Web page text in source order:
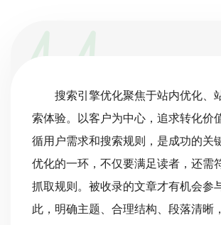
搜索引擎优化聚焦于站内优化、
索体验。以客户为中心，追求转化价
循用户需求和搜索规则，是成功的关
优化的一环，不仅要满足读者，还需
抓取规则。被收录的文章才有机会参
此，明确主题、合理结构、段落清晰